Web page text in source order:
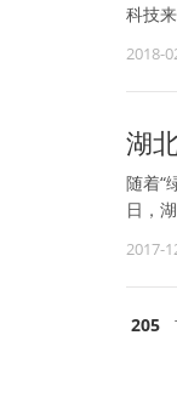
科技
2018-
湖
随着“
日，
2017-
205